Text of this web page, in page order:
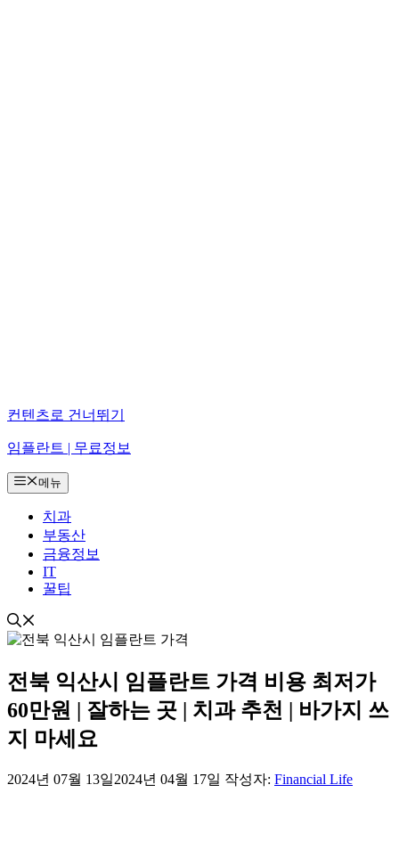
컨텐츠로 건너뛰기
임플란트 | 무료정보
메뉴
치과
부동산
금융정보
IT
꿀팁
전북 익산시 임플란트 가격 비용 최저가
60만원 | 잘하는 곳 | 치과 추천 | 바가지 쓰
지 마세요
2024년 07월 13일2024년 04월 17일 작성자: Financial Life